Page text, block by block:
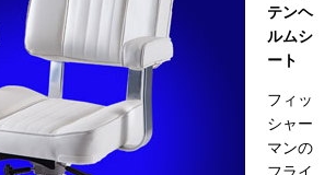
テンヘ
ルムシ
ート
フィッ
シャー
マンの
フライ